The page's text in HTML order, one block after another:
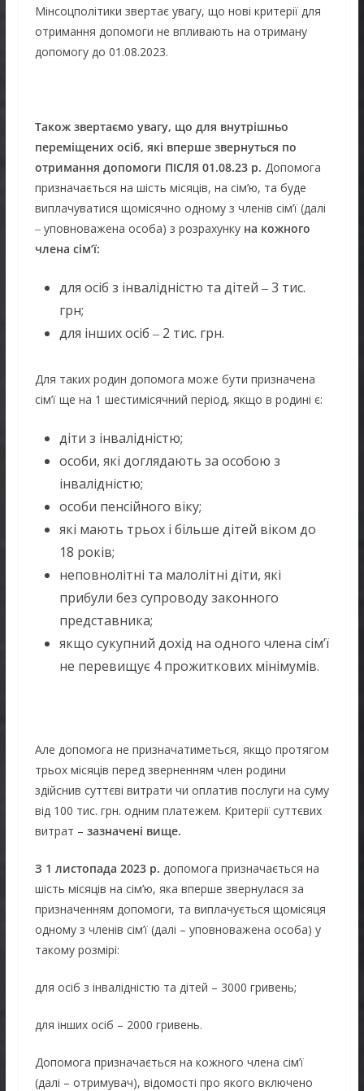
Мінсоцполітики звертає увагу, що нові критерії для
отримання допомоги не впливають на отриману
допомогу до 01.08.2023.
Також звертаємо увагу, що для внутрішньо
переміщених осіб, які вперше звернуться по
отримання допомоги ПІСЛЯ 01.08.23 р. Допомога
призначається на шість місяців, на сім’ю, та буде
виплачуватися щомісячно одному з членів сім’ї (далі
‒ уповноважена особа) з розрахунку на кожного
члена сім‘ї:
для осіб з інвалідністю та дітей ‒ 3 тис.
грн;
для інших осіб ‒ 2 тис. грн.
Для таких родин допомога може бути призначена
сім’ї ще на 1 шестимісячний період, якщо в родині є:
діти з інвалідністю;
особи, які доглядають за особою з
інвалідністю;
особи пенсійного віку;
які мають трьох і більше дітей віком до
18 років;
неповнолітні та малолітні діти, які
прибули без супроводу законного
представника;
якщо сукупний дохід на одного члена сім’ї
не перевищує 4 прожиткових мінімумів.
Але допомога не призначатиметься, якщо протягом
трьох місяців перед зверненням член родини
здійснив суттєві витрати чи оплатив послуги на суму
від 100 тис. грн. одним платежем. Критерії суттєвих
витрат – зазначені вище.
З 1 листопада 2023 р. допомога призначається на
шість місяців на сім’ю, яка вперше звернулася за
призначенням допомоги, та виплачується щомісяця
одному з членів сім’ї (далі – уповноважена особа) у
такому розмірі:
для осіб з інвалідністю та дітей – 3000 гривень;
для інших осіб – 2000 гривень.
Допомога призначається на кожного члена сім’ї
(далі – отримувач), відомості про якого включено